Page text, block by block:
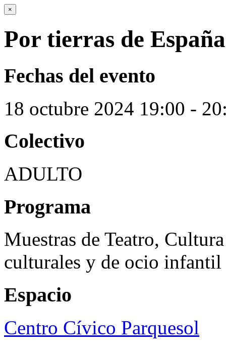
×
Por tierras de España
Fechas del evento
18 octubre 2024 19:00 -
Colectivo
ADULTO
Programa
Muestras de Teatro,
culturales y de ocio infantil
Espacio
Centro Cívico Parquesol